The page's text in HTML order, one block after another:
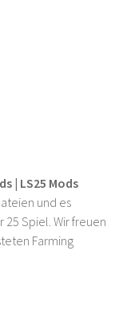
| LS25 Mods
und es
Spiel. Wir freuen
Farming